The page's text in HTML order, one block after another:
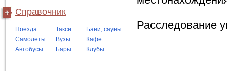
Справочник
Поезда Такси
Бани, сауны
Самолеты
Вузы
Кафе
Автобусы
Бары Клубы
Расследование